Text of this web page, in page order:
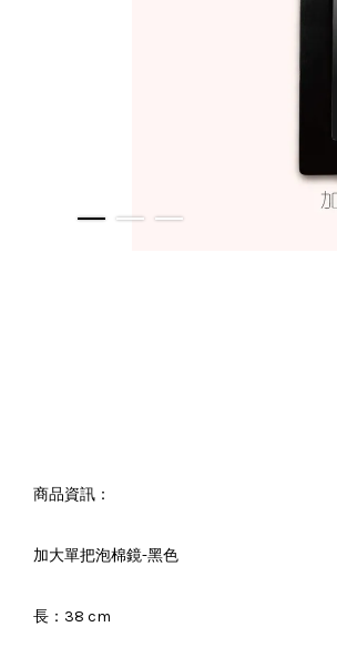
商品資訊：
加大單把泡棉鏡-黑色
長：38 cm